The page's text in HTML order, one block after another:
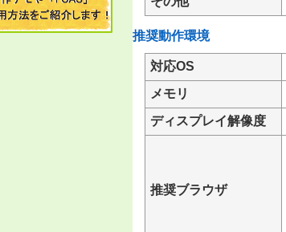
推奨動作環境
対応OS
メモリ
ディスプレイ解像度
推奨ブラウザ